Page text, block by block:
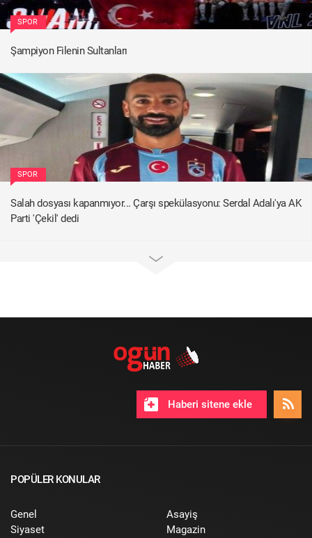
SPOR
Şampiyon Filenin Sultanları
SPOR
Salah dosyası kapanmıyor... Çarşı spekülasyonu: Serdal Adalı'ya AK
Parti 'Çekil' dedi
Haberi sitene ekle
POPÜLER KONULAR
Genel
Siyaset
Asayiş
Magazin